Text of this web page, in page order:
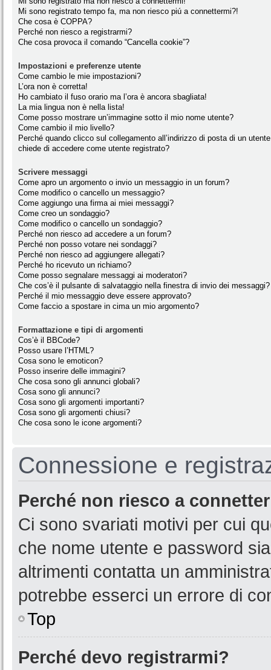
Mi sono registrato tempo fa, ma non riesco piú a connettermi?!
Che cosa è COPPA?
Perché non riesco a registrarmi?
Che cosa provoca il comando “Cancella cookie”?
Impostazioni e preferenze utente
Come cambio le mie impostazioni?
L’ora non è corretta!
Ho cambiato il fuso orario ma l’ora è ancora sbagliata!
La mia lingua non è nella lista!
Come posso mostrare un’immagine sotto il mio nome utente?
Come cambio il mio livello?
Perché quando clicco sul collegamento all’indirizzo di posta di un
chiede di accedere come utente registrato?
Scrivere messaggi
Come apro un argomento o invio un messaggio in un forum?
Come modifico o cancello un messaggio?
Come aggiungo una firma ai miei messaggi?
Come creo un sondaggio?
Come modifico o cancello un sondaggio?
Perché non riesco ad accedere a un forum?
Perché non posso votare nei sondaggi?
Perché non riesco ad aggiungere allegati?
Perché ho ricevuto un richiamo?
Come posso segnalare messaggi ai moderatori?
Che cos’è il pulsante di salvataggio nella finestra di invio dei messaggi?
Perché il mio messaggio deve essere approvato?
Come faccio a spostare in cima un mio argomento?
Formattazione e tipi di argomenti
Cos’è il BBCode?
Posso usare l’HTML?
Cosa sono le emoticon?
Posso inserire delle immagini?
Che cosa sono gli annunci globali?
Cosa sono gli annunci?
Cosa sono gli argomenti importanti?
Cosa sono gli argomenti chiusi?
Che cosa sono le icone argomenti?
Connessione e
Perché non riesco a
Ci sono svariati motivi per cui
che nome utente e password
altrimenti contatta un
potrebbe esserci un errore di
Top
Perché devo registrarmi?